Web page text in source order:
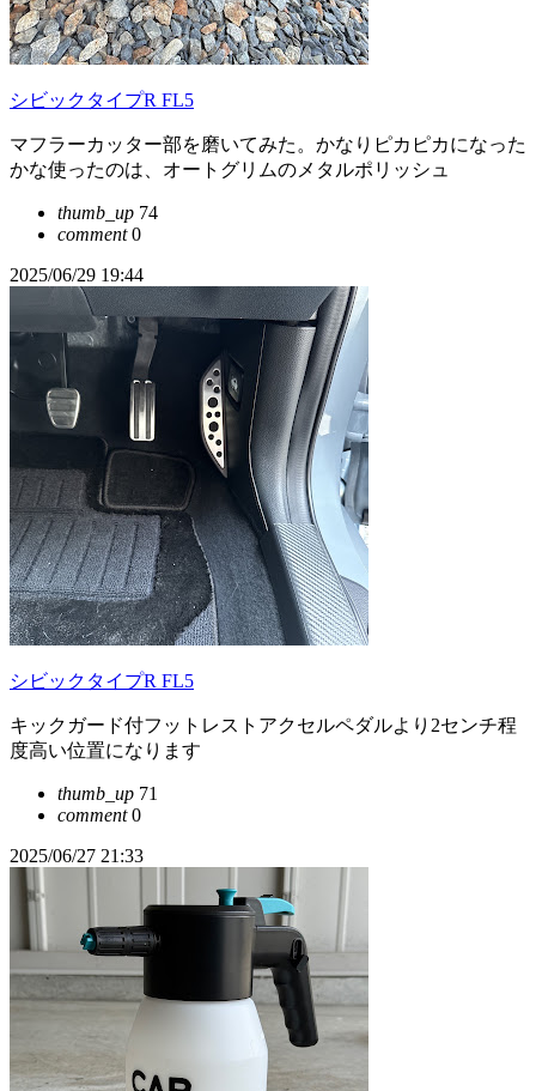
シビックタイプR FL5
マフラーカッター部を磨いてみた。かなりピカピカになった
かな使ったのは、オートグリムのメタルポリッシュ
thumb_up 74
comment0
2025/06/29 19:44
シビックタイプR FL5
キックガード付フットレストアクセルペダルより2センチ程
度高い位置になります
thumb_up 71
comment0
2025/06/27 21:33